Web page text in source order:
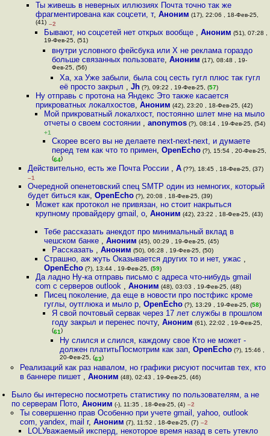
Ты живешь в неверных иллюзиях Почта точно так же
фрагментирована как соцсети, т,Аноним (17), 22:06 , 18-Фев-25,
(41) –2
Бывают, но соцсетей нет открых вообще , Аноним (51), 07:28 ,
19-Фев-25, (51)
внутри условного фейсбука или Х не реклама гораздо
больше связанных пользовате, Аноним (17), 08:48 , 19-
Фев-25, (56)
Ха, ха Уже забыли, была соц сесть гугл плюс так гугл
её просто закрыл ,Jh (?), 09:22 , 19-Фев-25, (57)
Ну отправь с протона на Яндекс Это также касается
прикроватных локалхостов,Аноним (42), 23:20 , 18-Фев-25, (42)
Мой прикроватный локалхост, постоянно шлет мне на мыло
отчеты о своем состоянии , anonymos(?), 08:14 , 19-Фев-25, (54)
+1
Скорее всего вы не делаете next-next-next, и думаете
перед тем как что то примен, OpenEcho(?), 15:54 , 20-Фев-25,
(64)
Действительно, есть же Почта России , А(??), 18:45 , 18-Фев-25, (37)
–1
Очередной опенетовский спец SMTP один из немногих, который
будет биться как, OpenEcho(?), 20:08 , 18-Фев-25, (39)
Может как протокол не привязан, но стоит накрыться
крупному провайдеру gmail, o,Аноним (42), 23:22 , 18-Фев-25, (43)
Тебе рассказать анекдот про минимальный вклад в
чешском банке , Аноним (45), 00:29 , 19-Фев-25, (45)
Рассказать , Аноним (50), 06:28 , 19-Фев-25, (50)
Страшно, аж жуть Оказывается других то и нет, ужас ,
OpenEcho(?), 13:44 , 19-Фев-25, (59)
Да ладно Ну-ка отправь письмо с адреса что-нибудь gmail
com с серверов outlook ,Аноним (48), 03:03 , 19-Фев-25, (48)
Пиceц поколение, да еще в новости про постфикс кроме
гуглы, оутглюка и мыло р, OpenEcho(?), 13:29 , 19-Фев-25, (58)
Я свой почтовый сервак через 17 лет службы в прошлом
году закрыл и перенес почту, Аноним (61), 22:02 , 19-Фев-25,
(61)
Ну слился и слился, каждому свое Кто не может -
должен платитьПосмотрим как зап,OpenEcho (?), 15:46 ,
20-Фев-25, (63)
Реализаций как раз навалом, но графики рисуют посчитав тех, кто
в баннере пишет , Аноним (48), 02:43 , 19-Фев-25, (46)
Было бы интересно посмотреть статистику по пользователям, а не
по серверам Пото,Аноним (-), 11:35 , 18-Фев-25, (4) –2
Ты совершенно прав Особенно при учете gmail, yahoo, outlook
com, yandex, mail r, Аноним (7), 11:52 , 18-Фев-25, (7) –2
LOLУважаемый иксперд, некоторое время назад в сеть утекло